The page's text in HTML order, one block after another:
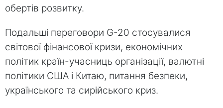
обертів розвитку.
Подальші переговори G-20 стосувалися
світової фінансової кризи, економічних
політик країн-учасниць організації, валютні
політики США і Китаю, питання безпеки,
українського та сирійського криз.